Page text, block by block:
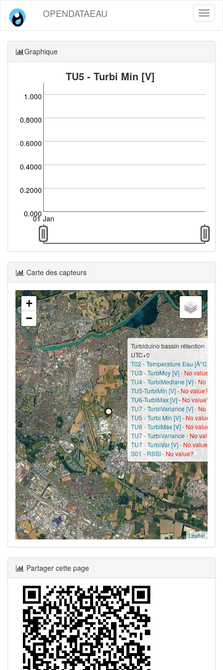
OPENDATAEAU
Graphique
TU5 - Turbi Min [V]
0.000
0.2000
0.4000
0.6000
0.8000
1.000
01 Jan
Carte des capteurs
Turbiduino bassin rétention
UTC+0
T02 - Temperature Eau [Â°C] -
TU3 - TurbMoy [V] -No value?
TU4 - TurbiMediane [V] -No
TU5-TurbiMin [V] -No value?
TU6-TurbiMax [V] - No value?
TU7 - TurbiVariance [V] -No
TU5 - Turbi Min [V] -No value?
TU6 - TurbiMax [V] -No value?
TU7 - TurbiVariance -No value?
TU7 - TurbiVar [V] -No value?
S01 - RSSI -No value?
+
−
Leaflet
Partager cette page